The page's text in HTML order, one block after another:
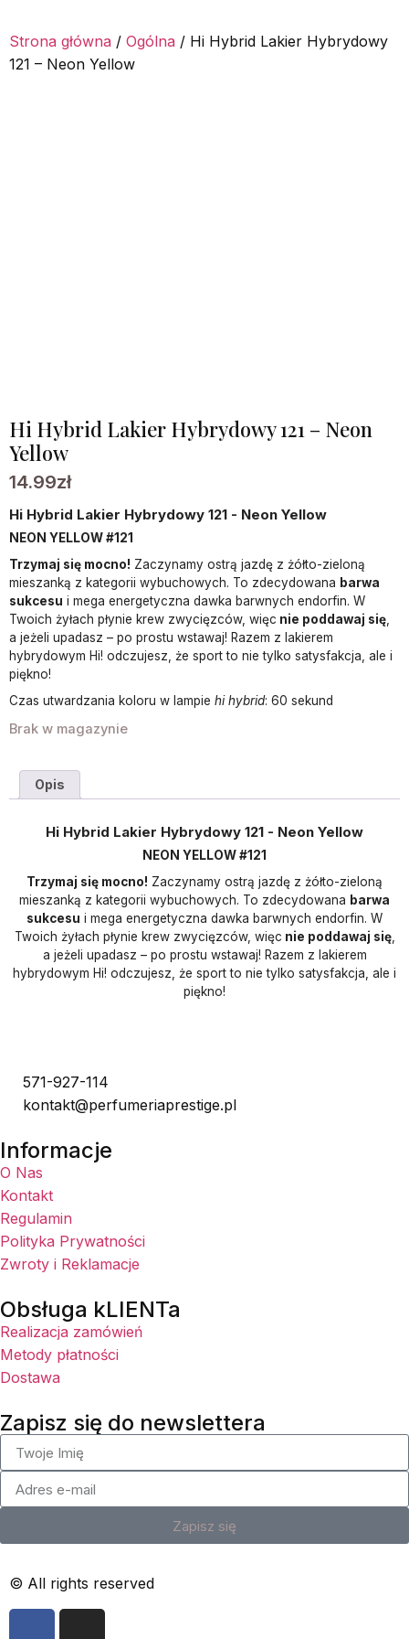
Strona główna / Ogólna / Hi Hybrid Lakier Hybrydowy
121 – Neon Yellow
Hi Hybrid Lakier Hybrydowy 121 – Neon
Yellow
14.99zł
Hi Hybrid Lakier Hybrydowy 121 - Neon Yellow
NEON YELLOW #121
Trzymaj się mocno! Zaczynamy ostrą jazdę z żółto-zieloną
mieszanką z kategorii wybuchowych. To zdecydowana barwa
sukcesu i mega energetyczna dawka barwnych endorfin. W
Twoich żyłach płynie krew zwycięzców, więc nie poddawaj się,
a jeżeli upadasz – po prostu wstawaj! Razem z lakierem
hybrydowym Hi! odczujesz, że sport to nie tylko satysfakcja, ale i
piękno!
Czas utwardzania koloru w lampie hi hybrid: 60 sekund
Brak w magazynie
Opis
Hi Hybrid Lakier Hybrydowy 121 - Neon Yellow
NEON YELLOW #121
Trzymaj się mocno! Zaczynamy ostrą jazdę z żółto-zieloną
mieszanką z kategorii wybuchowych. To zdecydowana barwa
sukcesu i mega energetyczna dawka barwnych endorfin. W
Twoich żyłach płynie krew zwycięzców, więc nie poddawaj się,
a jeżeli upadasz – po prostu wstawaj! Razem z lakierem
hybrydowym Hi! odczujesz, że sport to nie tylko satysfakcja, ale i
piękno!
571-927-114
kontakt@perfumeriaprestige.pl
Informacje
O Nas
Kontakt
Regulamin
Polityka Prywatności
Zwroty i Reklamacje
Obsługa kLIENTa
Realizacja zamówień
Metody płatności
Dostawa
Zapisz się do newslettera
Zapisz się
© All rights reserved